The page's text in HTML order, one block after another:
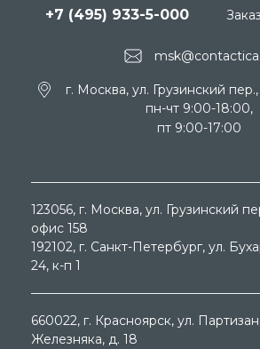
+7 (495) 933-5-000
г. Москва, ул. Грузинский
пн-чт 9:00-18:00,
пт 9:00-17:00
123056, г. Москва, ул. Грузинский
офис 158
192102, г. Санкт-Петербург, ул.
24, к-п 1
660022, г. Красноярск, ул.
Железняка, д. 18